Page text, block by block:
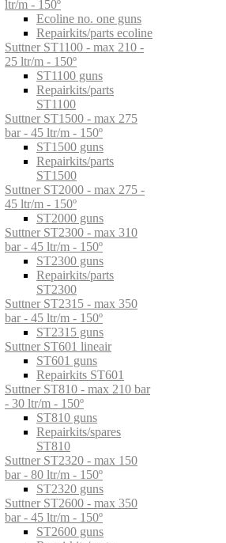
ltr/m - 150º
Ecoline no. one guns
Repairkits/parts ecoline
Suttner ST1100 - max 210 -
25 ltr/m - 150º
ST1100 guns
Repairkits/parts
ST1100
Suttner ST1500 - max 275
bar - 45 ltr/m - 150º
ST1500 guns
Repairkits/parts
ST1500
Suttner ST2000 - max 275 -
45 ltr/m - 150º
ST2000 guns
Suttner ST2300 - max 310
bar - 45 ltr/m - 150º
ST2300 guns
Repairkits/parts
ST2300
Suttner ST2315 - max 350
bar - 45 ltr/m - 150º
ST2315 guns
Suttner ST601 lineair
ST601 guns
Repairkits ST601
Suttner ST810 - max 210 bar
- 30 ltr/m - 150º
ST810 guns
Repairkits/spares
ST810
Suttner ST2320 - max 150
bar - 80 ltr/m - 150º
ST2320 guns
Suttner ST2600 - max 350
bar - 45 ltr/m - 150º
ST2600 guns